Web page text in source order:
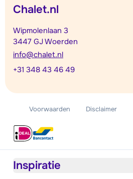
Chalet.nl
Wipmolenlaan 3
3447 GJ Woerden
info@chalet.nl
+31 348 43 46 49
Voorwaarden Disclaimer
Inspiratie